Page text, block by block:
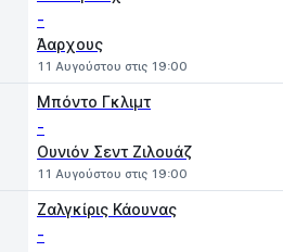
-
Άαρχους
11 Αυγούστου στις 19:00
Μπόντο Γκλιμτ
-
Ουνιόν Σεντ Ζιλουάζ
11 Αυγούστου στις 19:00
Ζαλγκίρις Κάουνας
-